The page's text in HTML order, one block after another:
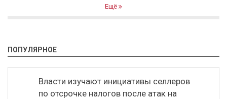
Ещё
ПОПУЛЯРНОЕ
Власти изучают инициативы селлеров
по отсрочке налогов после атак на